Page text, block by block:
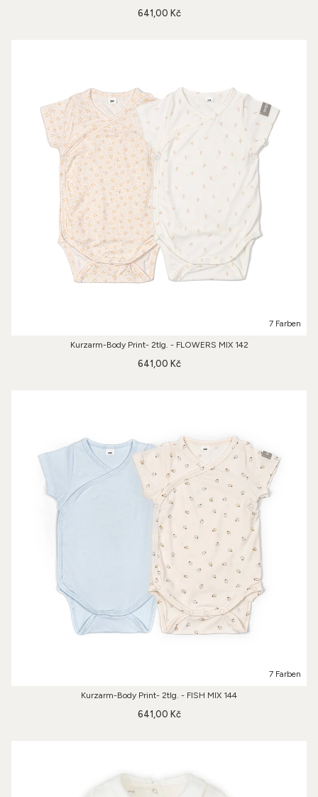
641,00 Kč
7 Farben
Kurzarm-Body Print- 2tlg. - FLOWERS MIX 142
641,00 Kč
7 Farben
Kurzarm-Body Print- 2tlg. - FISH MIX 144
641,00 Kč